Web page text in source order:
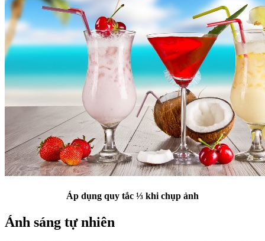
Áp dụng quy tắc ⅓ khi chụp ảnh
Ánh sáng tự nhiên